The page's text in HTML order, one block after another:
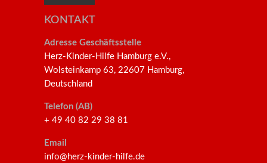
KONTAKT
Adresse Geschäftsstelle
Herz-Kinder-Hilfe Hamburg e.V.,
Wolsteinkamp 63, 22607 Hamburg,
Deutschland
Telefon (AB)
+ 49 40 82 29 38 81
Email
info@herz-kinder-hilfe.de